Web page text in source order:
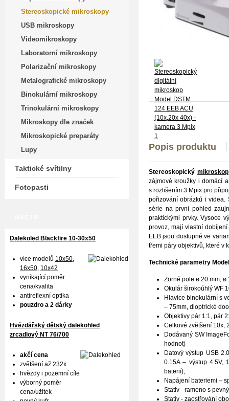
Popis produktu
Stereoskopický mikroskop
zájmové kroužky i domácí
s rozlišením 3 Mpix pro
pořizování obrázků i videa.
série na první pohled
praktickými prvky. Vysoce
provoz, mají vlastní
EEB jsou dostupné ve
třemi páry objektivů, které v
Technické parametry
Zorné pole ø 20 mm, ø
Okulár širokoúhlý WF
Hlavice binokulární s
– 75mm, dioptrické
Objektivy pár 1:1, pár
Celkové zvětšení 10x,
Dodávaný SW
hodnot)
Datový výstup USB
0.15A – výstup 4.5V,
baterií),
Napájení bateriemi –
Stativ - rameno s
Stativ - zaostřování
Stereoskopické mikroskopy
USB mikroskopy
Videomikroskopy
Laboratorní mikroskopy
Polarizační mikroskopy
Metalografické mikroskopy
Binokulární mikroskopy
Trinokulární mikroskopy
Mikroskopy dle značek
Mikroskopické preparáty
Lupy
Taktické svítilny
Fotopasti
Dalekoled Blackfire 10-30x50
více modelů 10x50,
16x50, 10x42
vyníkající poměr
cena/kvalita
antireflexní optika
pouzdro a 2 dárky
Hvězdářský dětský dalekohled
zrcadlový NT 76/700
akčí cena
zvětšení až 232x
hvězdy i pozemní cíle
výborný poměr
cena/užitek